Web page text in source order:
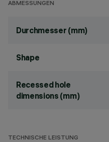
ABMESSUNGEN
Durchmesser (mm)
Shape
Recessed hole
dimensions (mm)
TECHNISCHE LEISTUNG